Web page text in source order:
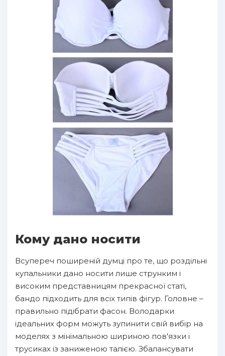
Кому дано носити
Всупереч поширеній думці про те, що роздільні
купальники дано носити лише струнким і
високим представницям прекрасної статі,
бандо підходить для всіх типів фігур. Головне –
правильно підібрати фасон. Володарки
ідеальних форм можуть зупинити свій вибір на
моделях з мінімальною шириною пов'язки і
трусиках із заниженою талією. Збалансувати